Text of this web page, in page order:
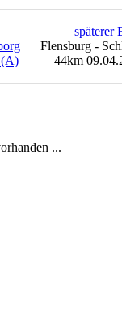
späterer
Flensburg -
44km
...